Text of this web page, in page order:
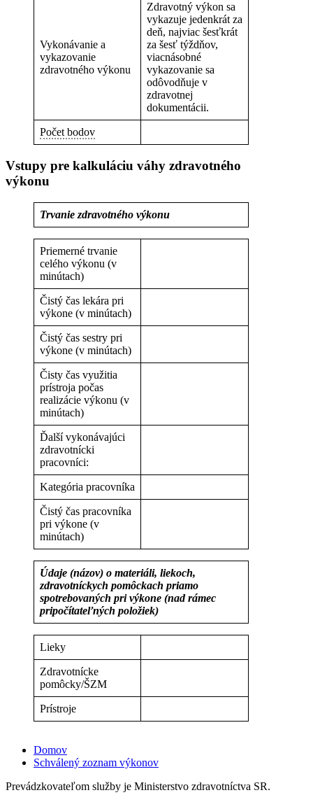
Vykonávanie a
vykazovanie
zdravotného výkonu
Zdravotný výkon sa
vykazuje jedenkrát za
deň, najviac šesťkrát
za šesť týždňov,
viacnásobné
vykazovanie sa
odôvodňuje v
zdravotnej
dokumentácii.
Počet bodov
Vstupy pre kalkuláciu váhy zdravotného
výkonu
Trvanie zdravotného výkonu
Priemerné trvanie
celého výkonu (v
minútach)
Čistý čas lekára pri
výkone (v minútach)
Čistý čas sestry pri
výkone (v minútach)
Čisty čas využitia
prístroja počas
realizácie výkonu (v
minútach)
Ďalší vykonávajúci
zdravotnícki
pracovníci:
Kategória pracovníka
Čistý čas pracovníka
pri výkone (v
minútach)
Údaje (názov) o materiáli, liekoch,
zdravotníckych pomôckach priamo
spotrebovaných pri výkone (nad rámec
pripočítateľných položiek)
Lieky
Zdravotnícke
pomôcky/ŠZM
Prístroje
Domov
Schválený zoznam výkonov
Prevádzkovateľom služby je Ministerstvo zdravotníctva SR.